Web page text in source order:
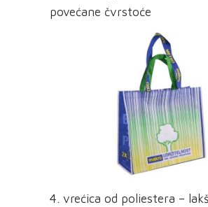
povećane čvrstoće
4. vrećica od poliestera –